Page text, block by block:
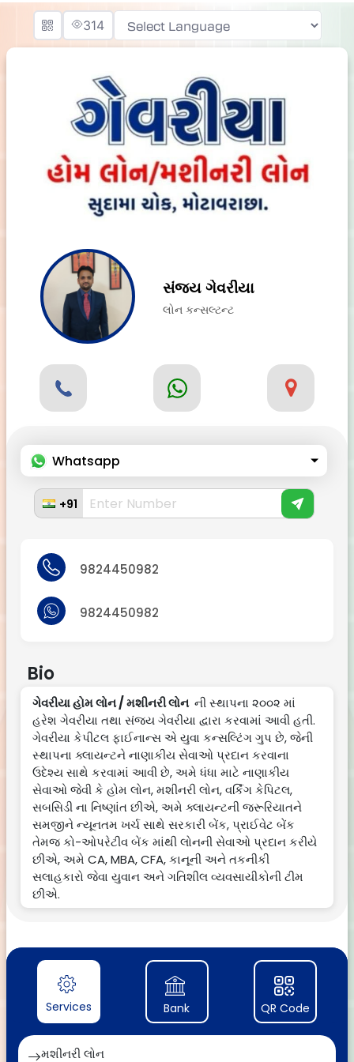
314
Powered by
સંજય ગેવરીયા
લોન કન્સલ્ટન્ટ
Whatsapp
+91
9824450982
9824450982
Bio
ગેવરીયા હોમ લોન / મશીનરી લોન ની સ્થાપના ૨૦૦૨ માં
હરેશ ગેવરીયા તથા સંજય ગેવરીયા દ્વારા કરવામાં આવી હતી.
ગેવરીયા કેપીટલ ફાઈનાન્સ એ યુવા કન્સલ્ટિંગ ગુપ છે, જેની
સ્થાપના ક્લાયન્ટને નાણાકીય સેવાઓ પ્રદાન કરવાના
ઉદેશ્ય સાથે કરવામાં આવી છે, અમે ધંધા માટે નાણાકીય
સેવાઓ જેવી કે હોમ લોન, મશીનરી લોન, વર્કિંગ કેપિટલ,
સબસિડી ના નિષ્ણાંત છીએ, અમે ક્લાયન્ટની જરૂરિયાતને
સમજીને ન્યૂનતમ ખર્ચ સાથે સરકારી બેંક, પ્રાઈવેટ બેંક
તેમજ કો-ઓપરેટીવ બેંક માંથી લોનની સેવાઓ પ્રદાન કરીયે
છીએ, અમે CA, MBA, CFA, કાનૂની અને તકનીકી
સલાહકારો જેવા યુવાન અને ગતિશીલ વ્યવસાયીકોની ટીમ
છીએ.
કો-ઓપરેટીવ બેંક
અને NBFC સાથે મજબૂત જોડાણથી કામ કરીયે છીએ. > અમે
મર્યાદિત સમય માં તમારી નાણાકીય જરૂરિયાત પુરી કરી
શકીયે છીએ.
> અમે ઓછામાં ઓછી કોલેટરલ સિકયુરિટીમાં પણ લોન
આપીએ છીએ.
> અમે સૌથી ઓછા વ્યાજદરમાં બેંકની સ્કીમ પ્રમાણે લોન
Services Bank QR Code
મશીનરી લોન